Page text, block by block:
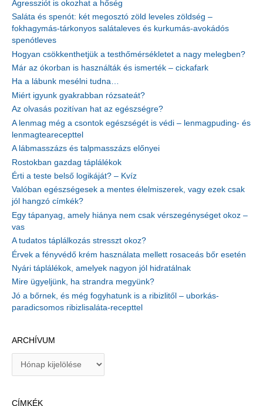
Agressziót is okozhat a hőség
Saláta és spenót: két megosztó zöld leveles zöldség –
fokhagymás-tárkonyos salátaleves és kurkumás-avokádós
spenótleves
Hogyan csökkenthetjük a testhőmérsékletet a nagy melegben?
Már az ókorban is használták és ismerték – cickafark
Ha a lábunk mesélni tudna…
Miért igyunk gyakrabban rózsateát?
Az olvasás pozitívan hat az egészségre?
A lenmag még a csontok egészségét is védi – lenmagpuding- és
lenmagtearecepttel
A lábmasszázs és talpmasszázs előnyei
Rostokban gazdag táplálékok
Érti a teste belső logikáját? – Kvíz
Valóban egészségesek a mentes élelmiszerek, vagy ezek csak
jól hangzó címkék?
Egy tápanyag, amely hiánya nem csak vérszegénységet okoz –
vas
A tudatos táplálkozás stresszt okoz?
Érvek a fényvédő krém használata mellett rosaceás bőr esetén
Nyári táplálékok, amelyek nagyon jól hidratálnak
Mire ügyeljünk, ha strandra megyünk?
Jó a bőrnek, és még fogyhatunk is a ribizlitől – uborkás-
paradicsomos ribizlisaláta-recepttel
ARCHÍVUM
CÍMKÉK